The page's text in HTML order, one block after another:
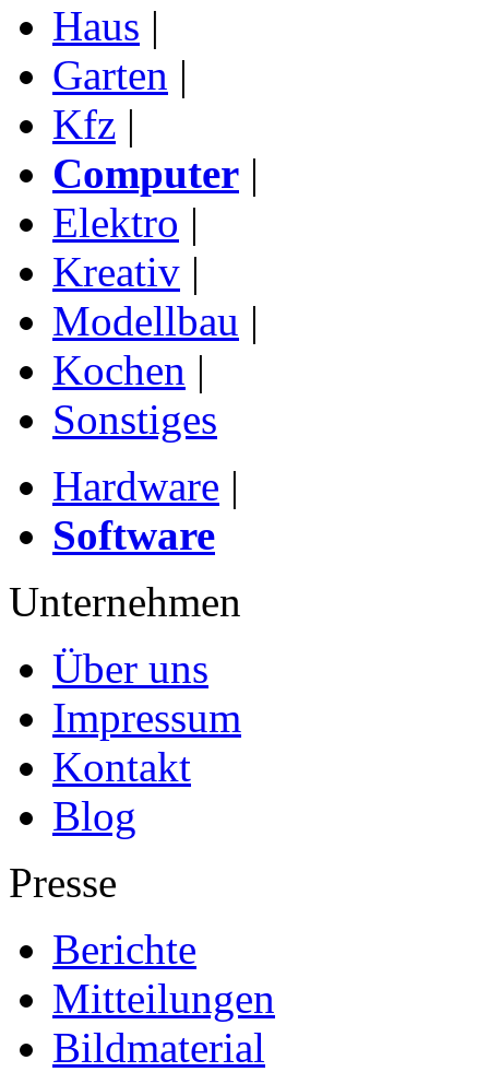
Haus |
Garten |
Kfz |
Computer |
Elektro |
Kreativ |
Modellbau |
Kochen |
Sonstiges
Hardware |
Software
Unternehmen
Über uns
Impressum
Kontakt
Blog
Presse
Berichte
Mitteilungen
Bildmaterial